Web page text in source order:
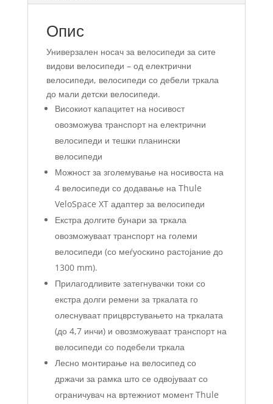
Опис
Универзален носач за велосипеди за сите
видови велосипеди – од електрични
велосипеди, велосипеди со дебели тркала
до мали детски велосипеди.
Високиот капацитет на носивост
овозможува транспорт на електрични
велосипеди и тешки планински
велосипеди
Можност за зголемување на носивоста на
4 велосипеди со додавање на Thule
VeloSpace XT адаптер за велосипеди
Екстра долгите бунари за тркала
овозможуваат транспорт на големи
велосипеди (со меѓуоскино растојание до
1300 mm).
Прилагодливите затегнувачки токи со
екстра долги ремени за тркалата го
олеснуваат прицврстувањето на тркалата
(до 4,7 инчи) и овозможуваат транспорт на
велосипеди со подебели тркала
Лесно монтирање на велосипед со
држачи за рамка што се одвојуваат со
ограничувач на вртежниот момент Thule